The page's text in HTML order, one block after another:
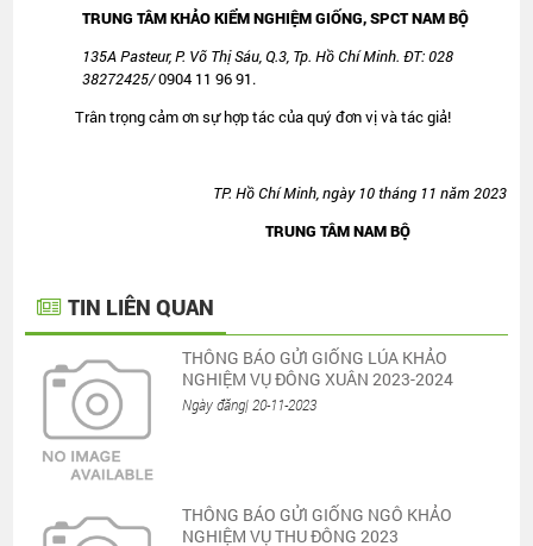
TRUNG TÂM KHẢO KIỂM NGHIỆM GIỐNG, SPCT NAM BỘ
135A Pasteur,P. Võ Thị Sáu,Q.3, Tp. Hồ Chí Minh. ĐT:028
38272425/0904 11 96 91.
Trân trọng cảm ơn sự hợp tác của quý đơn vị và tác giả!
TP. Hồ Chí Minh, ngày 10 tháng 11 năm 2023
TRUNG TÂM NAM BỘ
TIN LIÊN QUAN
THÔNG BÁO GỬI GIỐNG LÚA KHẢO
NGHIỆM VỤ ĐÔNG XUÂN 2023-2024
Ngày đăng| 20-11-2023
THÔNG BÁO GỬI GIỐNG NGÔ KHẢO
NGHIỆM VỤ THU ĐÔNG 2023